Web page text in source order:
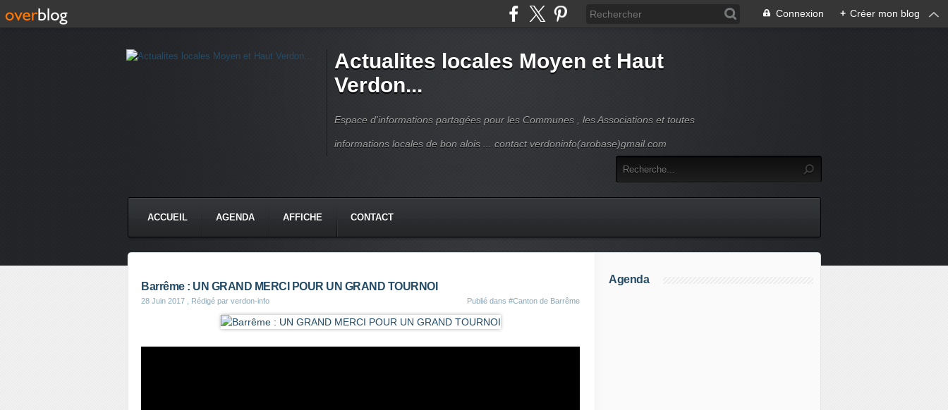
Connexion + Créer mon blog
Actualites locales Moyen et Haut
Verdon...
Espace d'informations partagées pour les Communes , les Associations et toutes
informations locales de bon alois ... contact verdoninfo(arobase)gmail.com
ACCUEIL AGENDA AFFICHE CONTACT
Barrême : UN GRAND MERCI POUR UN GRAND TOURNOI
28 Juin 2017 , Rédigé par verdon-info Publié dans #Canton de Barrême
Agenda